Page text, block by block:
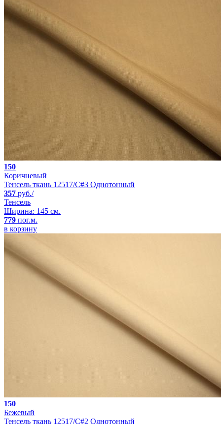
150
Коричневый
Тенсель ткань 12517/C#3 Однотонный
357 руб./
Тенсель
Ширина: 145 см.
779 пог.м.
в корзину
150
Бежевый
Тенсель ткань 12517/C#2 Однотонный